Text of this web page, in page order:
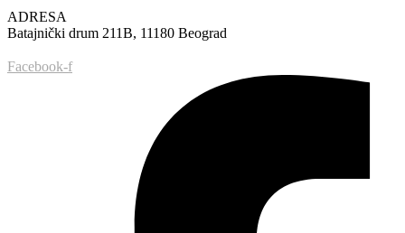
ADRESA
Batajnički drum 211B, 11180 Beograd
Facebook-f